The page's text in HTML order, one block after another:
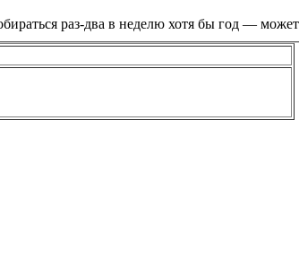
раз-два в неделю хотя бы год —